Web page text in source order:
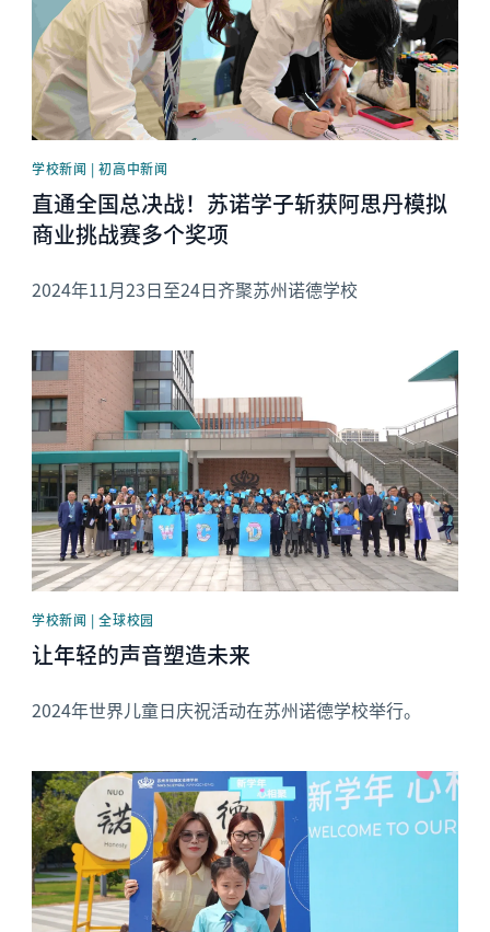
学校新闻 | 初高中新闻
直通全国总决战！苏诺学子斩获阿思丹模拟
商业挑战赛多个奖项
2024年11月23日至24日齐聚苏州诺德学校
News image
学校新闻 | 全球校园
让年轻的声音塑造未来
2024年世界儿童日庆祝活动在苏州诺德学校举行。
News image